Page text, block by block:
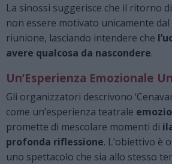
La sinossi suggerisce che il ritorno
non essere motivato unicamente
riunione, lasciando intendere che
avere qualcosa da nascondere.
Un’Esperienza Emozionale
Gli organizzatori descrivono
come un’esperienza teatrale
promette di mescolare momenti di
profonda riflessione. L’obiettivo è
uno spettacolo che sia allo stesso